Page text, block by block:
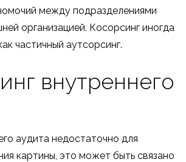
между подразделениями
организацией. Косорсинг иногда
частичный аутсорсинг.
внутреннего
аудита недостаточно для
картины, это может быть связано